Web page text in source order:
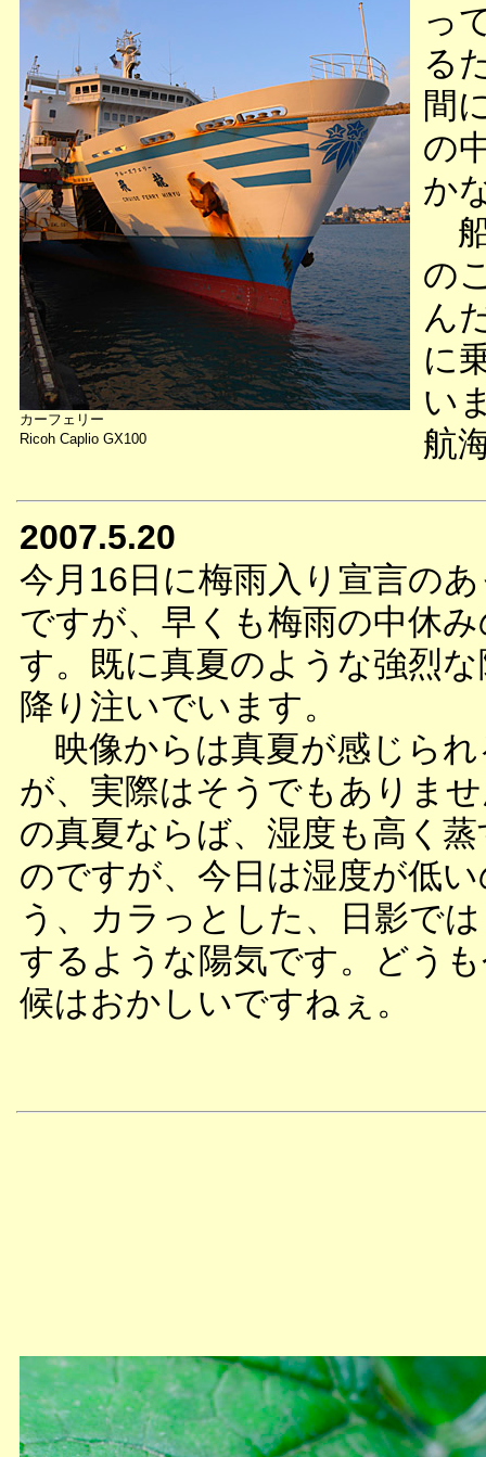
カーフェリー
Ricoh Caplio GX100
っ
る
間
の
か
船
の
ん
に
い
航
2007.5.20
今月16日に梅雨入り宣言の
ですが、早くも梅雨の中休
す。既に真夏のような強烈
降り注いでいます。
映像からは真夏が感じられ
が、実際はそうでもありま
の真夏ならば、湿度も高く
のですが、今日は湿度が低
う、カラっとした、日影で
するような陽気です。どう
候はおかしいですねぇ。